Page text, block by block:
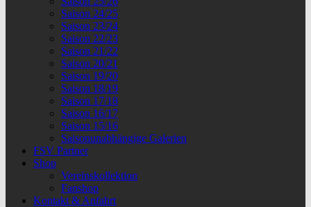
Saison 24/25
Saison 23/24
Saison 22/23
Saison 21/22
Saison 20/21
Saison 19/20
Saison 18/19
Saison 17/18
Saison 16/17
Saison 15/16
Saisonunabhängige Galerien
FSV Partner
Shop
Vereinskollektion
Fanshop
Kontakt & Anfahrt